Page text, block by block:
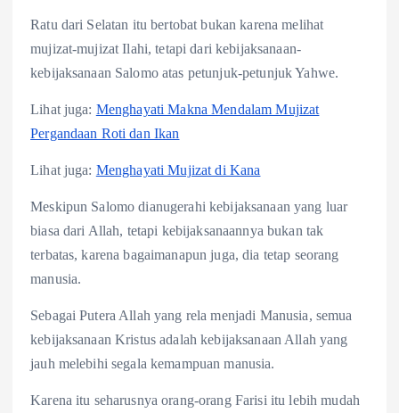
Ratu dari Selatan itu bertobat bukan karena melihat
mujizat-mujizat Ilahi, tetapi dari kebijaksanaan-
kebijaksanaan Salomo atas petunjuk-petunjuk Yahwe.
Lihat juga: Menghayati Makna Mendalam Mujizat
Pergandaan Roti dan Ikan
Lihat juga: Menghayati Mujizat di Kana
Meskipun Salomo dianugerahi kebijaksanaan yang luar
biasa dari Allah, tetapi kebijaksanaannya bukan tak
terbatas, karena bagaimanapun juga, dia tetap seorang
manusia.
Sebagai Putera Allah yang rela menjadi Manusia, semua
kebijaksanaan Kristus adalah kebijaksanaan Allah yang
jauh melebihi segala kemampuan manusia.
Karena itu seharusnya orang-orang Farisi itu lebih mudah